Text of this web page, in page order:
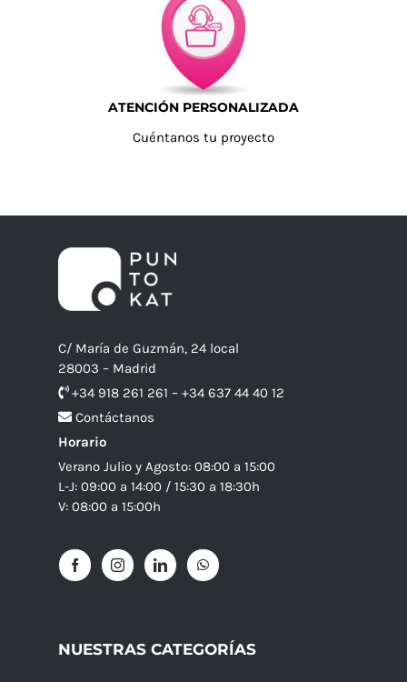
ATENCIÓN PERSONALIZADA
Cuéntanos tu proyecto
C/ María de Guzmán, 24 local
28003 – Madrid
+34 918 261 261 – +34 637 44 40 12
Contáctanos
Horario
Verano Julio y Agosto: 08:00 a 15:00
L-J: 09:00 a 14:00 / 15:30 a 18:30h
V: 08:00 a 15:00h
NUESTRAS CATEGORÍAS